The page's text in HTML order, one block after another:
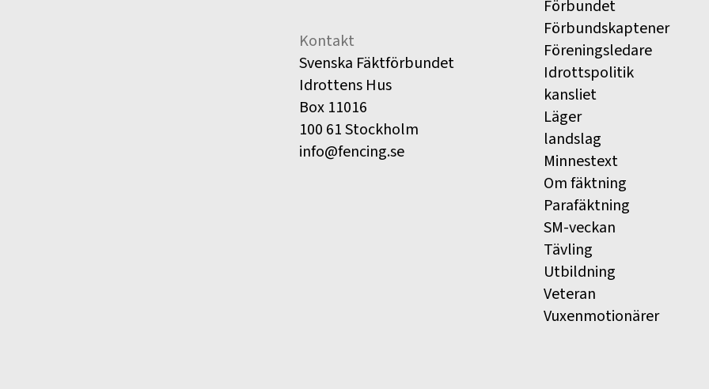
Kontakt
Svenska Fäktförbundet
Idrottens Hus
Box 11016
100 61 Stockholm
info@fencing.se
Förbundet
Förbundskaptener
Föreningsledare
Idrottspolitik
kansliet
Läger
landslag
Minnestext
Om fäktning
Parafäktning
SM-veckan
Tävling
Utbildning
Veteran
Vuxenmotionärer